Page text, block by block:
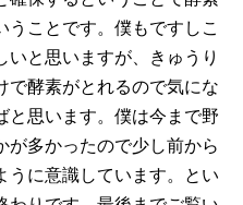
うことです。僕もですしこ
と思いますが、きゅうり
で酵素がとれるので気にな
と思います。僕は今まで野
が多かったので少し前から
うに意識しています。とい